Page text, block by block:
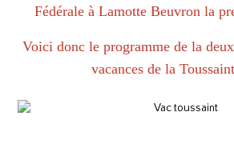
Fédérale à Lamotte Beuvron la
Voici donc le programme de la
vacances de la